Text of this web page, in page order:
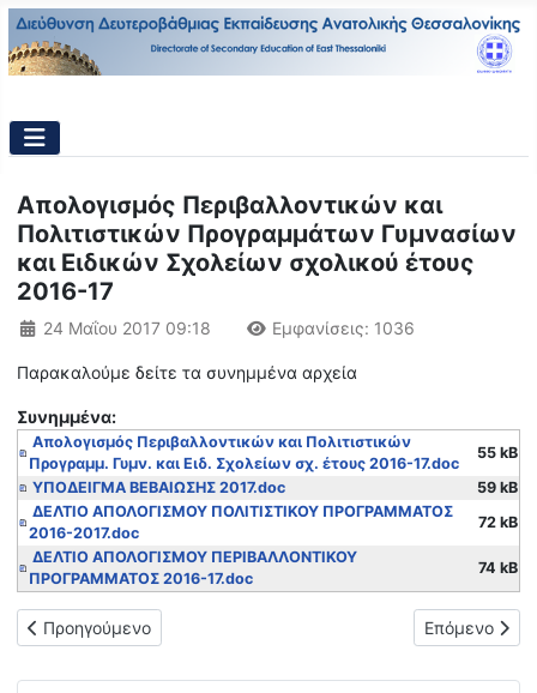
Απολογισμός Περιβαλλοντικών και
Πολιτιστικών Προγραμμάτων Γυμνασίων
και Ειδικών Σχολείων σχολικού έτους
2016-17
Λεπτομέρειες
24 Μαΐου 2017 09:18 Εμφανίσεις: 1036
Παρακαλούμε δείτε τα συνημμένα αρχεία
Συνημμένα:
Απολογισμός Περιβαλλοντικών και Πολιτιστικών
Προγραμμ. Γυμν. και Ειδ. Σχολείων σχ. έτους 2016-17.doc
55 kB
ΥΠΟΔΕΙΓΜΑ ΒΕΒΑΙΩΣΗΣ 2017.doc
59 kB
ΔΕΛΤΙΟ ΑΠΟΛΟΓΙΣΜΟΥ ΠΟΛΙΤΙΣΤΙΚΟΥ ΠΡΟΓΡΑΜΜΑΤΟΣ
2016-2017.doc
72 kB
ΔΕΛΤΙΟ ΑΠΟΛΟΓΙΣΜΟΥ ΠΕΡΙΒΑΛΛΟΝΤΙΚΟΥ
ΠΡΟΓΡΑΜΜΑΤΟΣ 2016-17.doc
74 kB
Προηγούμενο άρθρο: Πρόσκληση συμμετοχής σε
Προηγούμενο Επόμενο
Επόμενο